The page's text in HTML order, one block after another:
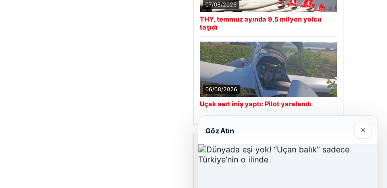
07/08/2026
THY, temmuz ayında 9,5 milyon yolcu
taşıdı
06/08/2026
Uçak sert iniş yaptı: Pilot yaralandı
Son Eklenen Firmalar
Göz Atın ×